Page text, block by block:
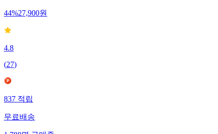
44%27,900원
4.8
(27)
837 적립
무료배송